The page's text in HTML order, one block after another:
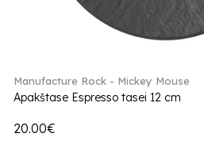
Manufacture Rock - Mickey Mouse
Apakštase Espresso tasei 12 cm
20.00€